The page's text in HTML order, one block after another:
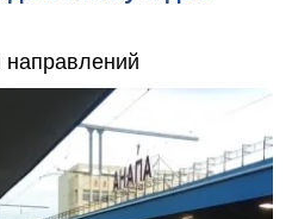
направлений